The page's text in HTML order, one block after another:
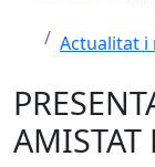
Actualitat i
AMISTAT